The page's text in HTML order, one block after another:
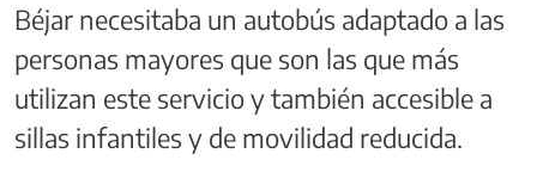
Béjar necesitaba un autobús adaptado a las
personas mayores que son las que más
utilizan este servicio y también accesible a
sillas infantiles y de movilidad reducida.